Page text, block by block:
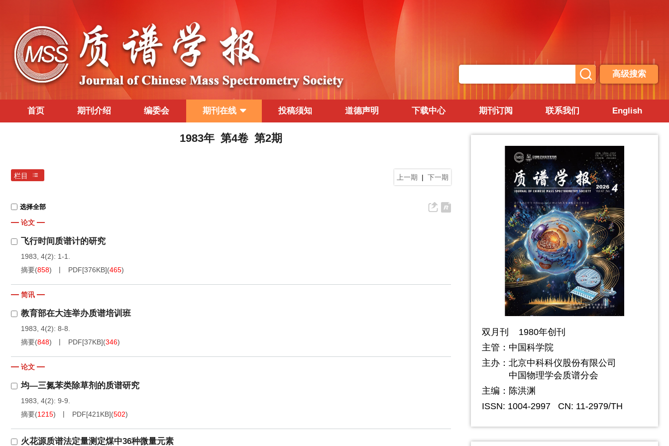
高级搜索
首页 期刊介绍 编委会 期刊在线 投稿须知 道德声明 下载中心 期刊订阅 联系我们 English
1983年 第4卷 第2期
上一期 | 下一期
栏目
选择全部
论文
飞行时间质谱计的研究
1983, 4(2): 1-1.
摘要(858) PDF[376KB](465)
简讯
教育部在大连举办质谱培训班
1983, 4(2): 8-8.
摘要(848) PDF[37KB](346)
论文
均—三氮苯类除草剂的质谱研究
1983, 4(2): 9-9.
摘要(1215) PDF[421KB](502)
火花源质谱法定量测定煤中36种微量元素
双月刊 1980年创刊
主管：中国科学院
主办： 北京中科科仪股份有限公司
中国物理学会质谱分会
主编：陈洪渊
ISSN: 1004-2997 CN: 11-2979/TH